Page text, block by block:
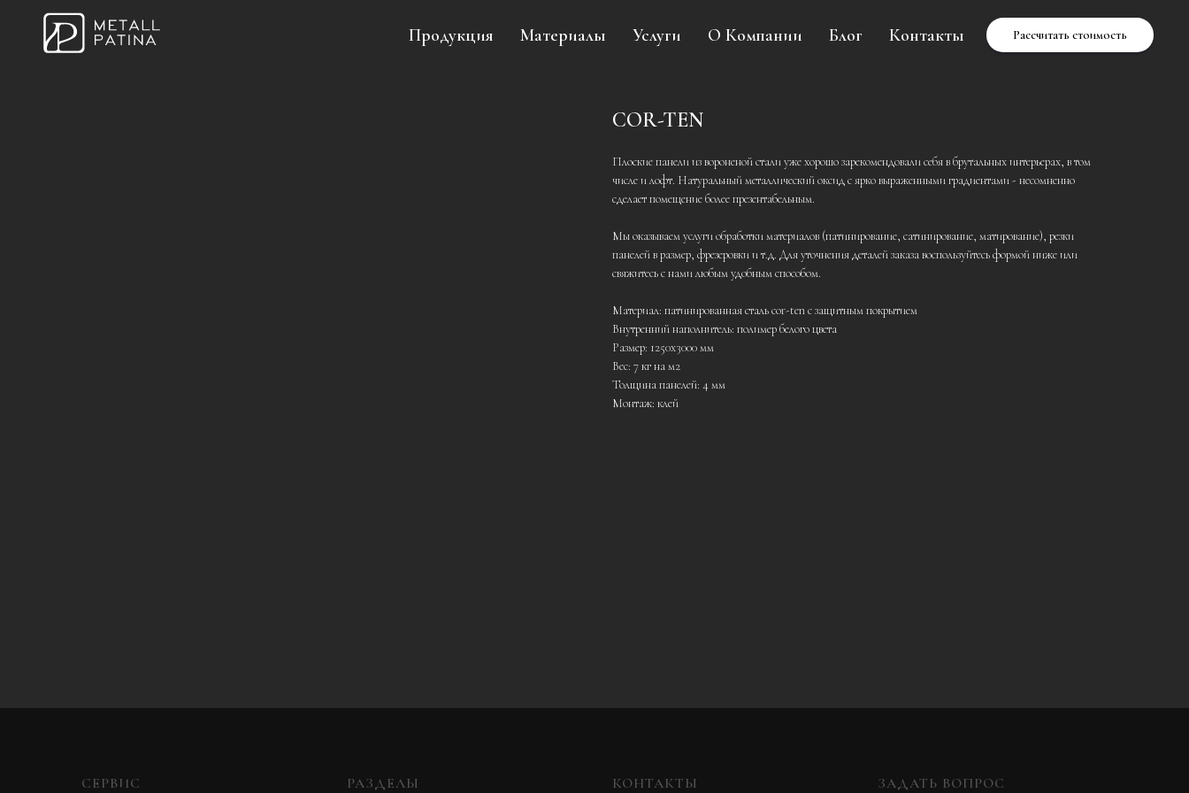
Продукция Материалы Услуги О Компании Блог Контакты Рассчитать стоимость
COR-TEN
Плоские панели из вороненой стали уже хорошо зарекомендовали себя в брутальных интерьерах, в том
числе и лофт. Натуральный металлический оксид с ярко выраженными градиентами - несомненно
сделает помещение более презентабельным.
Мы оказываем услуги обработки материалов (патинирование, сатинирование, матирование), резки
панелей в размер, фрезеровки и т.д. Для уточнения деталей заказа воспользуйтесь формой ниже или
свяжитесь с нами любым удобным способом.
Материал: патинированная сталь cor-ten с защитным покрытием
Внутренний наполнитель: полимер белого цвета
Размер: 1250х3000 мм
Вес: 7 кг на м2
Толщина панелей: 4 мм
Монтаж: клей
СЕРВИС РАЗДЕЛЫ КОНТАКТЫ ЗАДАТЬ ВОПРОС